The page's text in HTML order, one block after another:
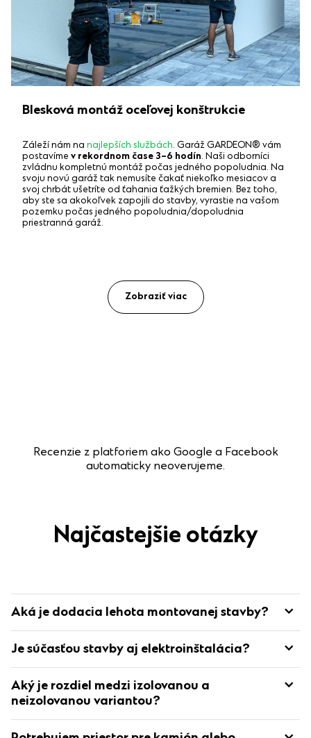
Blesková montáž oceľovej konštrukcie
Záleží nám na najlepších službách. Garáž GARDEON® vám
postavíme v rekordnom čase 3–6 hodín. Naši odborníci
zvládnu kompletnú montáž počas jedného popoludnia. Na
svoju novú garáž tak nemusíte čakať niekoľko mesiacov a
svoj chrbát ušetríte od ťahania ťažkých bremien. Bez toho,
aby ste sa akokoľvek zapojili do stavby, vyrastie na vašom
pozemku počas jedného popoludnia/dopoludnia
priestranná garáž.
Zobraziť viac
Recenzie z platforiem ako Google a Facebook
automaticky neoverujeme.
Najčastejšie otázky
Aká je dodacia lehota montovanej stavby?
týždňov od zloženia zálohy.
Je súčasťou stavby aj elektroinštalácia?
vodoinštalácia.
Aký je rozdiel medzi izolovanou a
neizolovanou variantou?